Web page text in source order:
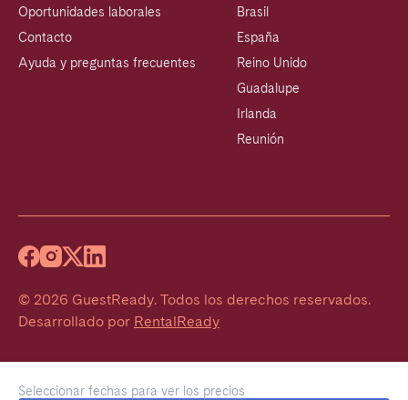
Seleccionar fechas para ver los precios
Oportunidades laborales
Contacto
Ayuda y preguntas frecuentes
Brasil
España
Reino Unido
Guadalupe
Irlanda
Reunión
© 2026 GuestReady. Todos los derechos reservados.
Desarrollado por RentalReady